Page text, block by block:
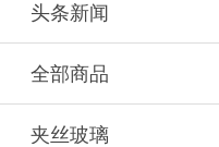
头条新闻
全部商品
夹丝玻璃